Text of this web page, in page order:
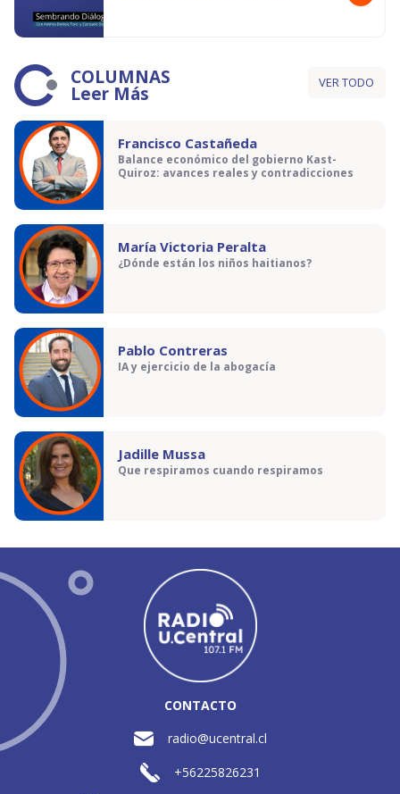
COLUMNAS
Leer Más VER TODO
Francisco Castañeda
Balance económico del gobierno Kast-
Quiroz: avances reales y contradicciones
María Victoria Peralta
¿Dónde están los niños haitianos?
Pablo Contreras
IA y ejercicio de la abogacía
Jadille Mussa
Que respiramos cuando respiramos
CONTACTO
radio@ucentral.cl
+56225826231